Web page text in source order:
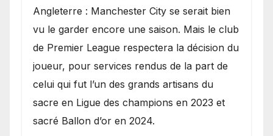
Angleterre : Manchester City se serait bien
vu le garder encore une saison. Mais le club
de Premier League respectera la décision du
joueur, pour services rendus de la part de
celui qui fut l’un des grands artisans du
sacre en Ligue des champions en 2023 et
sacré Ballon d’or en 2024.